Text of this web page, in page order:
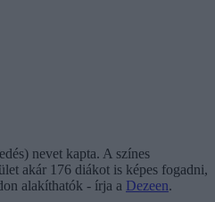
nevet kapta. A színes
akár 176 diákot is képes fogadni,
alakíthatók - írja a Dezeen.